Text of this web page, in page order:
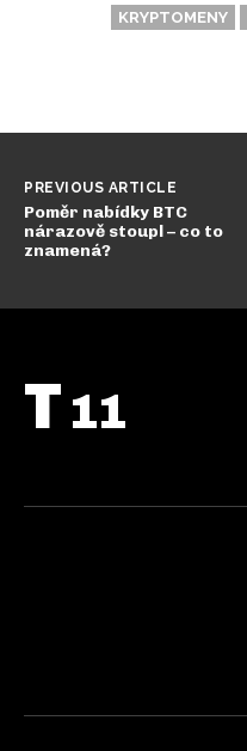
KRYPTOMENY
PREVIOUS ARTICLE
Poměr nabídky BTC
nárazově stoupl – co to
znamená?
T 11